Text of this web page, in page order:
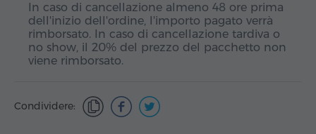
In caso di cancellazione almeno 48 ore prima
dell'inizio dell'ordine, l'importo pagato verrà
rimborsato. In caso di cancellazione tardiva o
no show, il 20% del prezzo del pacchetto non
viene rimborsato.
Condividere: